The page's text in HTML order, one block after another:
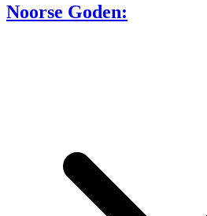
Noorse Goden: